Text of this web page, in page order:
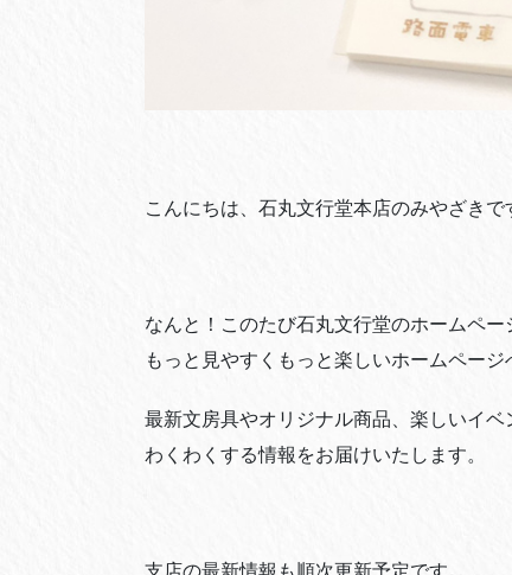
こんにちは、石丸文行堂本店のみやざきで
なんと！このたび石丸文行堂のホームペー
もっと見やすくもっと楽しいホームページ
最新文房具やオリジナル商品、楽しいイベ
わくわくする情報をお届けいたします。
支店の最新情報も順次更新予定です。